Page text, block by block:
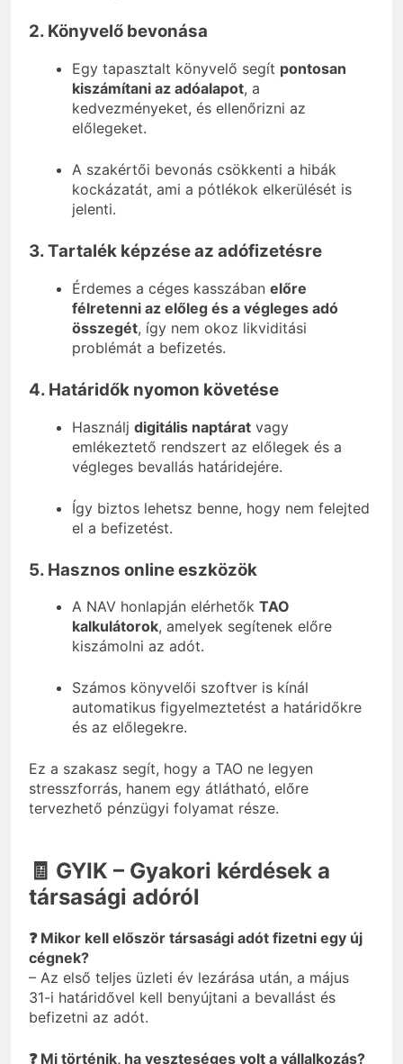
2. Könyvelő bevonása
Egy tapasztalt könyvelő segít pontosan
kiszámítani az adóalapot, a
kedvezményeket, és ellenőrizni az
előlegeket.
A szakértői bevonás csökkenti a hibák
kockázatát, ami a pótlékok elkerülését is
jelenti.
3. Tartalék képzése az adófizetésre
Érdemes a céges kasszában előre
félretenni az előleg és a végleges adó
összegét, így nem okoz likviditási
problémát a befizetés.
4. Határidők nyomon követése
Használj digitális naptárat vagy
emlékeztető rendszert az előlegek és a
végleges bevallás határidejére.
Így biztos lehetsz benne, hogy nem felejted
el a befizetést.
5. Hasznos online eszközök
A NAV honlapján elérhetők TAO
kalkulátorok, amelyek segítenek előre
kiszámolni az adót.
Számos könyvelői szoftver is kínál
automatikus figyelmeztetést a határidőkre
és az előlegekre.
Ez a szakasz segít, hogy a TAO ne legyen
stresszforrás, hanem egy átlátható, előre
tervezhető pénzügyi folyamat része.
🧾 GYIK – Gyakori kérdések a
társasági adóról
❓ Mikor kell először társasági adót fizetni egy új
cégnek?
– Az első teljes üzleti év lezárása után, a május
31-i határidővel kell benyújtani a bevallást és
befizetni az adót.
❓ Mi történik, ha veszteséges volt a vállalkozás?